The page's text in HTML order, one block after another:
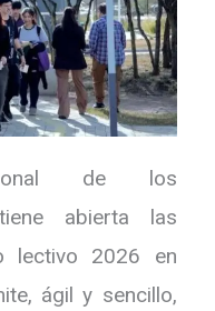
de los
abierta las
lectivo 2026 en
ágil y sencillo,